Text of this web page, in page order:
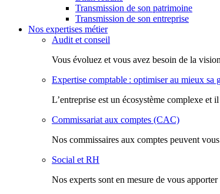
Transmission de son patrimoine
Transmission de son entreprise
Nos expertises métier
Audit et conseil
Vous évoluez et vous avez besoin de la
Expertise comptable : optimiser au mieux sa
L’entreprise est un écosystème complexe et
Commissariat aux comptes (CAC)
Nos commissaires aux comptes peuvent
Social et RH
Nos experts sont en mesure de vous